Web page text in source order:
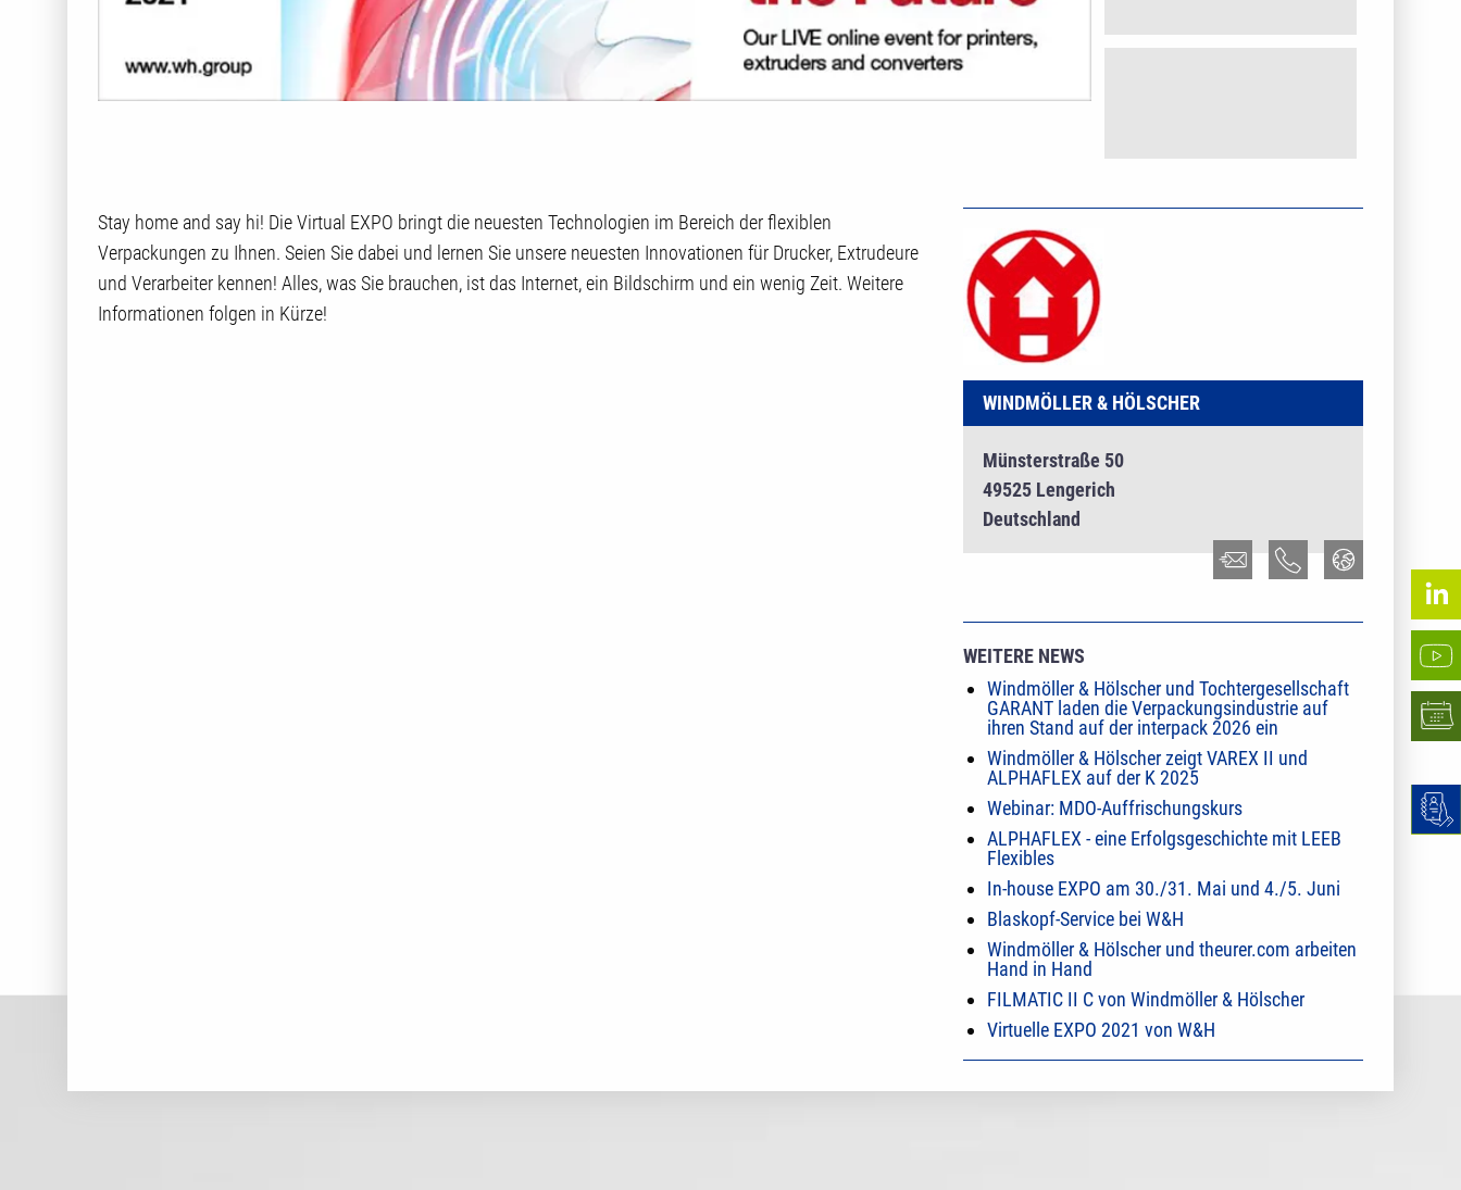
Stay home and say hi! Die Virtual EXPO bringt die neuesten Technologien im Bereich der flexiblen
Verpackungen zu Ihnen. Seien Sie dabei und lernen Sie unsere neuesten Innovationen für Drucker, Extrudeure
und Verarbeiter kennen! Alles, was Sie brauchen, ist das Internet, ein Bildschirm und ein wenig Zeit. Weitere
Informationen folgen in Kürze!
WINDMÖLLER & HÖLSCHER
Münsterstraße 50
49525 Lengerich
Deutschland
WEITERE NEWS
Windmöller & Hölscher und Tochtergesellschaft
GARANT laden die Verpackungsindustrie auf
ihren Stand auf der interpack 2026 ein
Windmöller & Hölscher zeigt VAREX II und
ALPHAFLEX auf der K 2025
Webinar: MDO-Auffrischungskurs
ALPHAFLEX - eine Erfolgsgeschichte mit LEEB
Flexibles
In-house EXPO am 30./31. Mai und 4./5. Juni
Blaskopf-Service bei W&H
Windmöller & Hölscher und theurer.com arbeiten
Hand in Hand
FILMATIC II C von Windmöller & Hölscher
Virtuelle EXPO 2021 von W&H